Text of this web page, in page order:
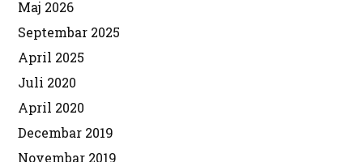
Maj 2026
Septembar 2025
April 2025
Juli 2020
April 2020
Decembar 2019
Novembar 2019